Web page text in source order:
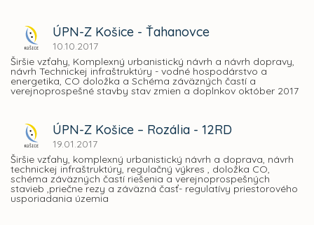
ÚPN-Z Košice - Ťahanovce
10.10.2017
Širšie vzťahy, Komplexný urbanistický návrh a návrh dopravy,
návrh Technickej infraštruktúry - vodné hospodárstvo a
energetika, CO doložka a Schéma záväzných častí a
verejnoprospešné stavby stav zmien a doplnkov október 2017
ÚPN-Z Košice – Rozália - 12RD
19.01.2017
Širšie vzťahy, komplexný urbanistický návrh a doprava, návrh
technickej infraštruktúry, regulačný výkres , doložka CO,
schéma záväzných častí riešenia a verejnoprospešných
stavieb ,priečne rezy a záväzná časť- regulatívy priestorového
usporiadania územia